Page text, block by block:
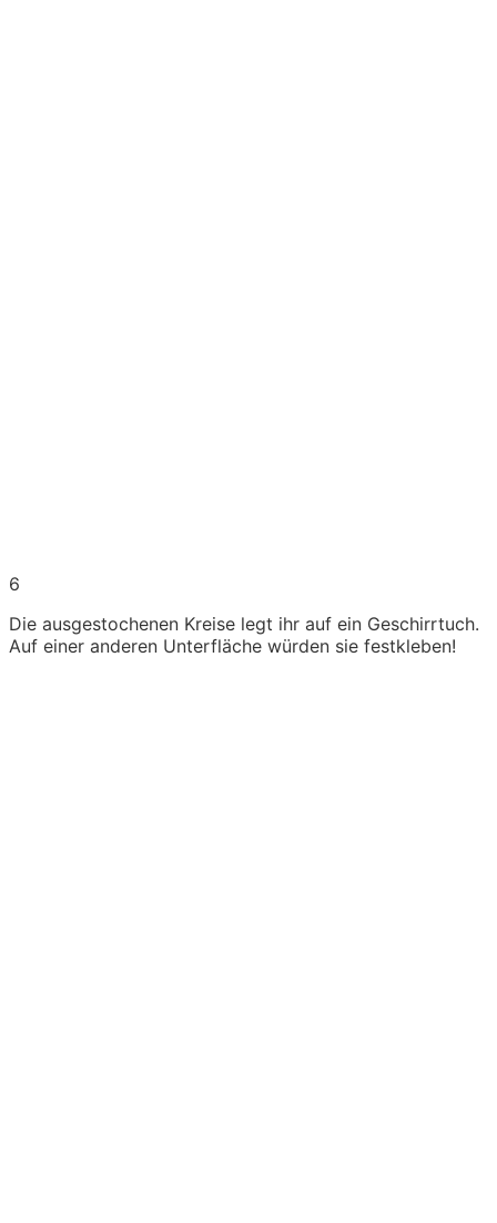
6
Die ausgestochenen Kreise legt ihr auf ein Geschirrtuch.
Auf einer anderen Unterfläche würden sie festkleben!